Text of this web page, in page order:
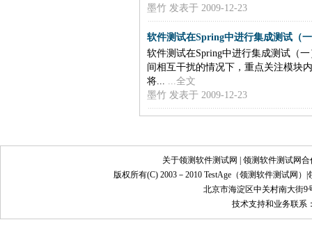
墨竹 发表于 2009-12-23
软件测试在Spring中进行集成测试（
软件测试在Spring中进行集成测试（
间相互干扰的情况下，重点关注模块
将...
...全文
墨竹 发表于 2009-12-23
关于领测软件测试网 |领测软件测试网
版权所有(C) 2003－2010 TestAge（领测软件测试网 ）|
北京市海淀区中关村南大街
技术支持和业务联系